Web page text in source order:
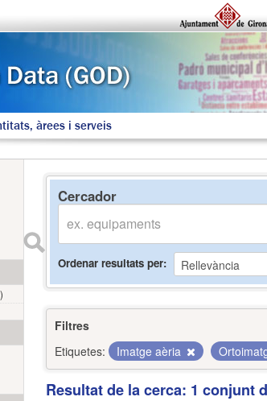
àrees i serveis
Cercador
Ordenar resultats per
Filtres
Etiquetes:
Imatge aèria
Resultat de la cerca: 1 conjunt